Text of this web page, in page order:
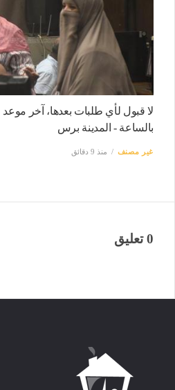
لا قبول لأي طلبات بعدها، آخر
بالساعة - المدينة برس
غير مصنف منذ 9 دقائق
0 تعليق